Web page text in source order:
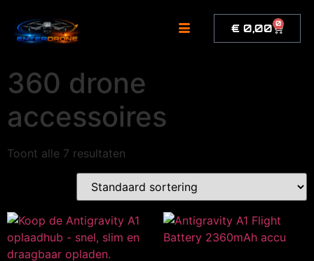
inhoud
€ 0,00 0
360 drone
accessoires
Toont alle 7 resultaten